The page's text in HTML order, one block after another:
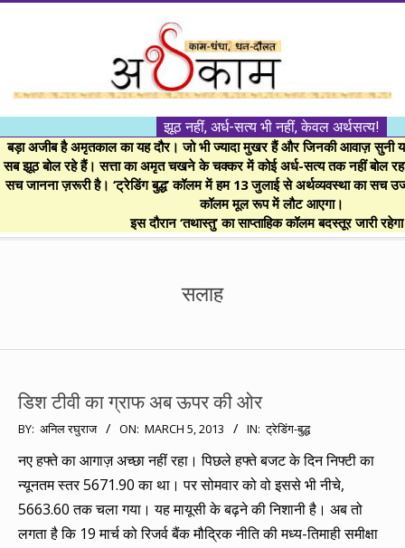
।।
अर्थकाम।।
BE
FINANCIALLY
झूठ नहीं, अर्ध-सत्य भी नहीं, केवल अर्थसत्य!
बड़ा अजीब है अमृतकाल का यह दौर। जो भी ज्यादा मुखर हैं और जिनकी आवाज़ सुनी
सब झूठ बोल रहे हैं। सत्ता का अमृत चखने के चक्कर में कोई अर्ध-सत्य तक नहीं बोल
सच जानना ज़रूरी है। ‘ट्रेडिंग बुद्ध’ कॉलम में हम 13 जुलाई से अर्थव्यवस्था का सच
कॉलम मूल रूप में लौट आएगा।
इस दौरान ‘तथास्तु’ का साप्ताहिक कॉलम बदस्तूर जारी
सलाह
डिश टीवी का ग्राफ अब ऊपर की ओर
2013-
BY: अनिल रघुराज ON: MARCH 5, 2013 IN: ट्रेडिंग-बुद्ध
नए हफ्ते का आगाज़ अच्छा नहीं रहा। पिछले हफ्ते बजट के दिन निफ्टी का
न्यूनतम स्तर 5671.90 का था। पर सोमवार को वो इससे भी नीचे,
5663.60 तक चला गया। यह मायूसी के बढ़ने की निशानी है। अब तो
लगता है कि 19 मार्च को रिजर्व बैंक मौद्रिक नीति की मध्य-तिमाही समीक्षा